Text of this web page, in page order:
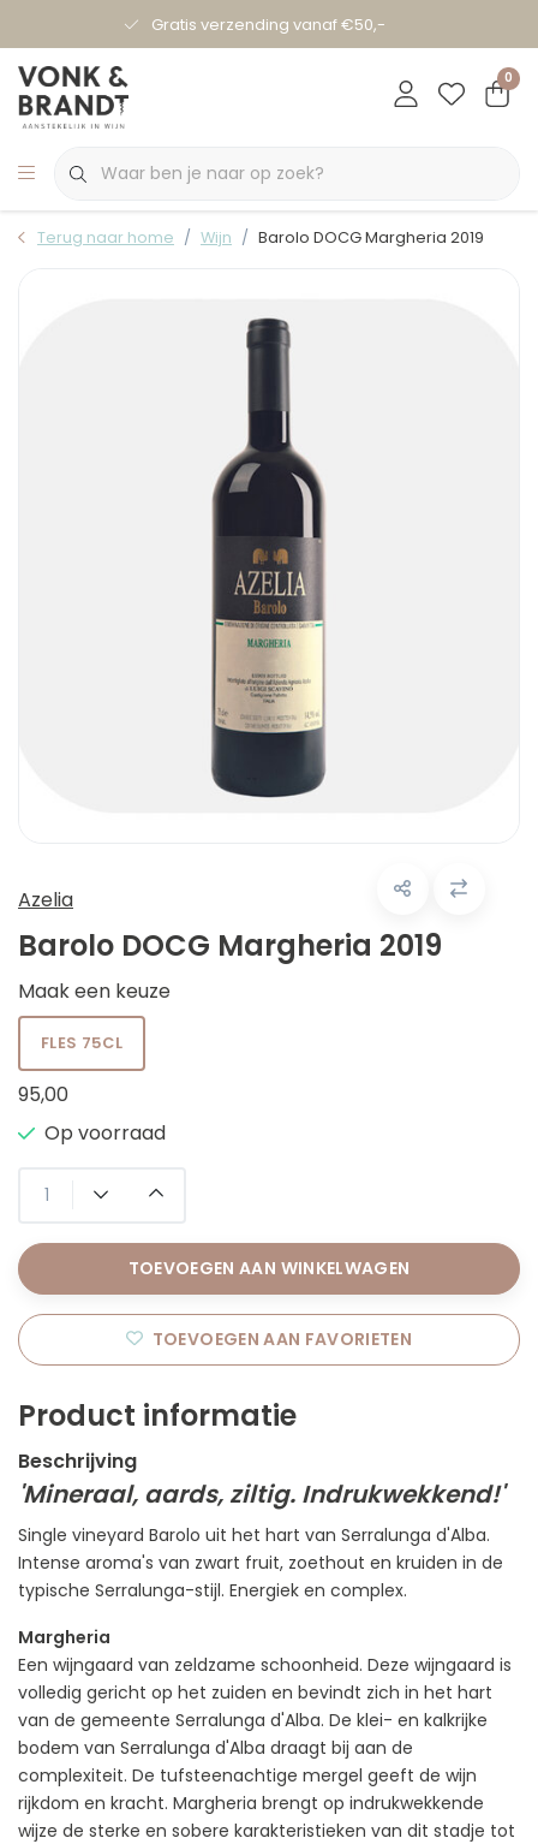
Gratis verzending vanaf €50,-
0
Terug naar home Wijn Barolo DOCG Margheria 2019
Azelia
Barolo DOCG Margheria 2019
Maak een keuze
FLES 75CL
95,00
Op voorraad
TOEVOEGEN AAN WINKELWAGEN
TOEVOEGEN AAN FAVORIETEN
Product informatie
Beschrijving
'Mineraal, aards, ziltig. Indrukwekkend!'
Single vineyard Barolo uit het hart van Serralunga d'Alba.
Intense aroma's van zwart fruit, zoethout en kruiden in de
typische Serralunga-stijl. Energiek en complex.
Margheria
Een wijngaard van zeldzame schoonheid. Deze wijngaard is
volledig gericht op het zuiden en bevindt zich in het hart
van de gemeente Serralunga d'Alba. De klei- en kalkrijke
bodem van Serralunga d'Alba draagt bij aan de
complexiteit. De tufsteenachtige mergel geeft de wijn
rijkdom en kracht. Margheria brengt op indrukwekkende
wijze de sterke en sobere karakteristieken van dit stadje tot